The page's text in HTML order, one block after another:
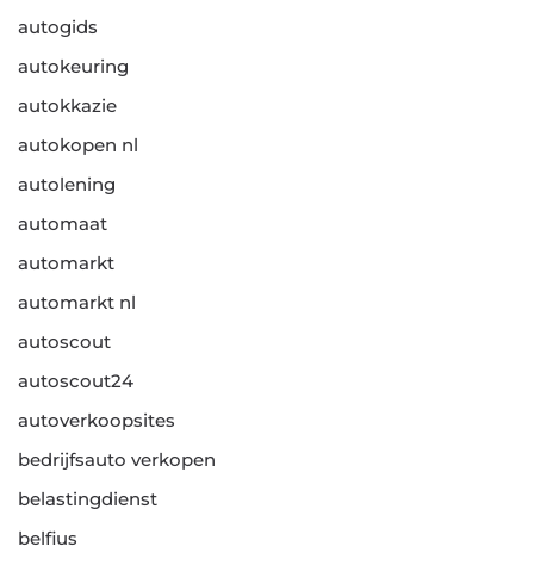
autogids
autokeuring
autokkazie
autokopen nl
autolening
automaat
automarkt
automarkt nl
autoscout
autoscout24
autoverkoopsites
bedrijfsauto verkopen
belastingdienst
belfius